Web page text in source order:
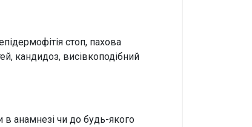
стоп, пахова
кандидоз, висівкоподібний
в анамнезі чи до будь-якого